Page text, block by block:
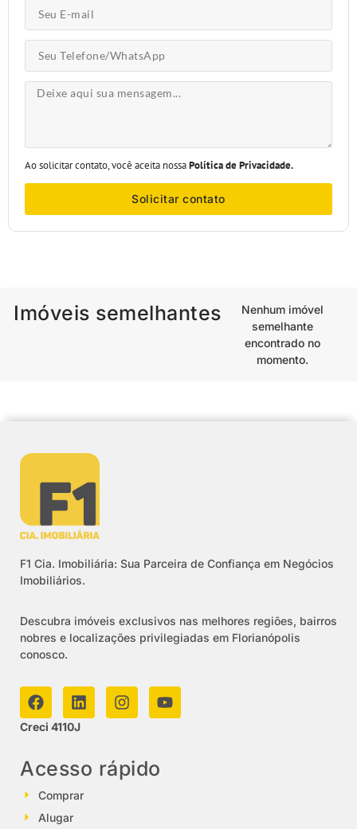
Ao solicitar contato, você aceita nossaPolítica de Privacidade.
Solicitar contato
Imóveis semelhantes
Nenhum imóvel
semelhante
encontrado no
momento.
F1 Cia. Imobiliária: Sua Parceira de Confiança em Negócios
Imobiliários.
Descubra imóveis exclusivos nas melhores regiões, bairros
nobres e localizações privilegiadas em Florianópolis
conosco.
Creci 4110J
Acesso rápido
Comprar
Alugar